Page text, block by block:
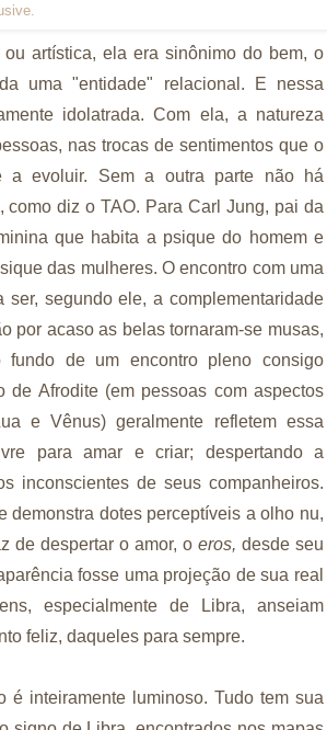
artística, ela era sinônimo do bem, o
uma "entidade" relacional. E nessa
idolatrada. Com ela, a natureza
nas trocas de sentimentos que o
a evoluir. Sem a outra parte não há
diz o TAO. Para Carl Jung, pai da
que habita a psique do homem e
das mulheres. O encontro com uma
segundo ele, a complementaridade
por acaso as belas tornaram-se musas,
fundo de um encontro pleno consigo
de Afrodite (em pessoas com aspectos
e Vênus) geralmente refletem essa
para amar e criar; despertando a
inconscientes de seus companheiros.
dotes perceptíveis a olho nu,
de despertar o amor, oeros, desde seu
fosse uma projeção de sua real
especialmente de Libra, anseiam
feliz, daqueles para sempre.
é inteiramente luminoso. Tudo tem sua